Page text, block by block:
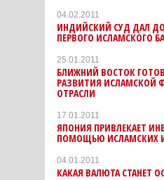
04.02.2011
ИНДИЙСКИЙ СУД ДАЛ
ПЕРВОГО ИСЛАМСКОГО
25.01.2011
БЛИЖНИЙ ВОСТОК
РАЗВИТИЯ ИСЛАМСКОЙ
ОТРАСЛИ
17.01.2011
ЯПОНИЯ ПРИВЛЕКАЕТ
ПОМОЩЬЮ ИСЛАМСКИХ
04.01.2011
КАКАЯ ВАЛЮТА СТАНЕТ